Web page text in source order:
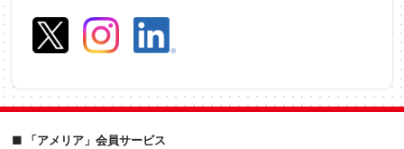
■ 「アメリア」会員サービス